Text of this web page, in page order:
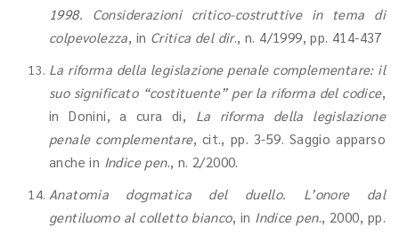
1998. Considerazioni critico-costruttive in tema di
colpevolezza, in Critica del dir., n. 4/1999, pp. 414-437
La riforma della legislazione penale complementare: il
suo significato “costituente” per la riforma del codice,
in Donini, a cura di, La riforma della legislazione
penale complementare, cit., pp. 3-59. Saggio apparso
anche in Indice pen., n. 2/2000.
Anatomia dogmatica del duello. L’onore dal
gentiluomo al colletto bianco, in Indice pen., 2000, pp.